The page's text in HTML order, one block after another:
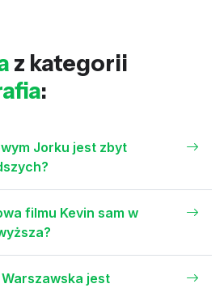
z kategorii
:
Jorku jest zbyt
filmu Kevin sam w
jest